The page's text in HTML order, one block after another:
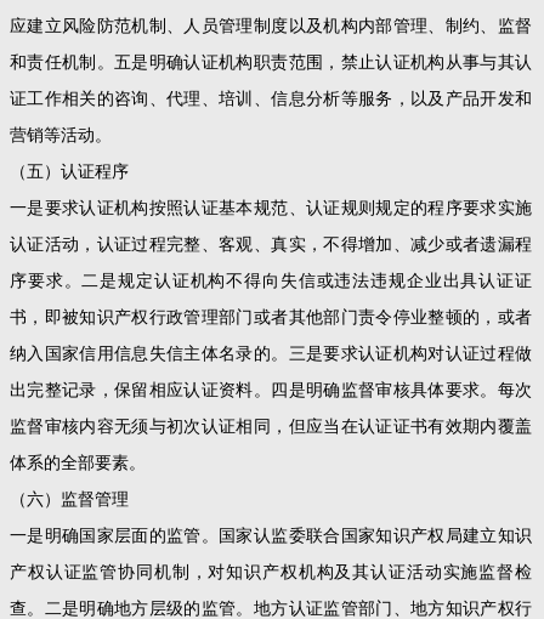
应建立风险防范机制、人员管理制度以及机构内部管理、制约、监督
和责任机制。五是明确认证机构职责范围，禁止认证机构从事与其认
证工作相关的咨询、代理、培训、信息分析等服务，以及产品开发和
营销等活动。
（五）认证程序
一是要求认证机构按照认证基本规范、认证规则规定的程序要求实施
认证活动，认证过程完整、客观、真实，不得增加、减少或者遗漏程
序要求。二是规定认证机构不得向失信或违法违规企业出具认证证
书，即被知识产权行政管理部门或者其他部门责令停业整顿的，或者
纳入国家信用信息失信主体名录的。三是要求认证机构对认证过程做
出完整记录，保留相应认证资料。四是明确监督审核具体要求。每次
监督审核内容无须与初次认证相同，但应当在认证证书有效期内覆盖
体系的全部要素。
（六）监督管理
一是明确国家层面的监管。国家认监委联合国家知识产权局建立知识
产权认证监管协同机制，对知识产权机构及其认证活动实施监督检
查。二是明确地方层级的监管。地方认证监管部门、地方知识产权行